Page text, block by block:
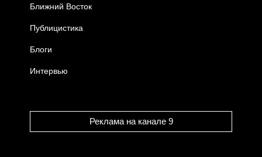
Ближний Восток
Публицистика
Блоги
Интервью
Реклама на канале 9